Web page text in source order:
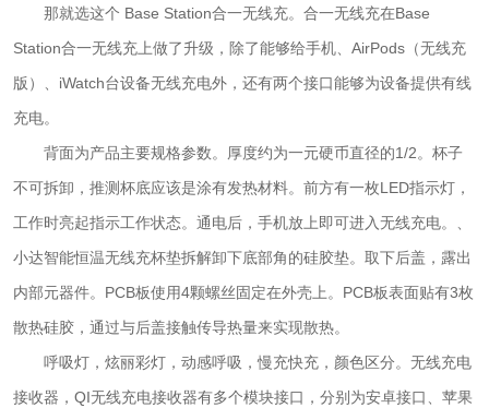
那就选这个 Base Station合一无线充。合一无线充在Base
Station合一无线充上做了升级，除了能够给手机、AirPods（无线充
版）、iWatch台设备无线充电外，还有两个接口能够为设备提供有线
充电。
背面为产品主要规格参数。厚度约为一元硬币直径的1/2。杯子
不可拆卸，推测杯底应该是涂有发热材料。前方有一枚LED指示灯，
工作时亮起指示工作状态。通电后，手机放上即可进入无线充电。、
小达智能恒温无线充杯垫拆解卸下底部角的硅胶垫。取下后盖，露出
内部元器件。PCB板使用4颗螺丝固定在外壳上。PCB板表面贴有3枚
散热硅胶，通过与后盖接触传导热量来实现散热。
呼吸灯，炫丽彩灯，动感呼吸，慢充快充，颜色区分。无线充电
接收器，QI无线充电接收器有多个模块接口，分别为安卓接口、苹果